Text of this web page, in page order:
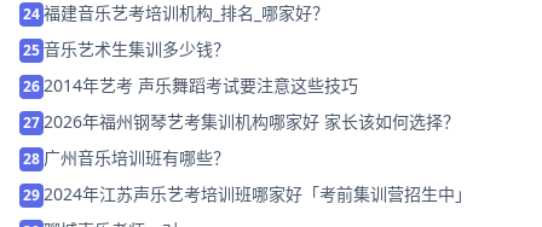
24福建音乐艺考培训机构_排名_哪家好？
25音乐艺术生集训多少钱？
262014年艺考 声乐舞蹈考试要注意这些技巧
272026年福州钢琴艺考集训机构哪家好 家长该如何选择？
28 广州音乐培训班有哪些？
292024年江苏声乐艺考培训班哪家好「考前集训营招生中」